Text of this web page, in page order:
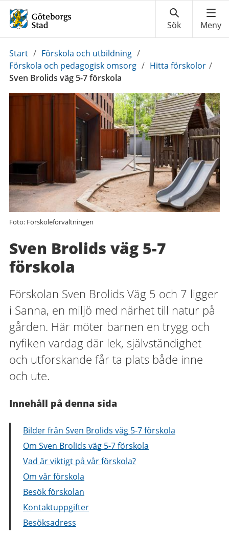
Du
är
här:
Start / Förskola och utbildning /
Förskola och pedagogisk omsorg / Hitta förskolor /
Sven Brolids väg 5-7 förskola
Foto: Förskoleförvaltningen
Sven Brolids väg 5-7
förskola
Förskolan Sven Brolids Väg 5 och 7 ligger
i Sanna, en miljö med närhet till natur på
gården. Här möter barnen en trygg och
nyfiken vardag där lek, självständighet
och utforskande får ta plats både inne
och ute.
Innehåll på denna sida
Bilder från Sven Brolids väg 5-7 förskola
Om Sven Brolids väg 5-7 förskola
Vad är viktigt på vår förskola?
Om vår förskola
Besök förskolan
Kontaktuppgifter
Besöksadress